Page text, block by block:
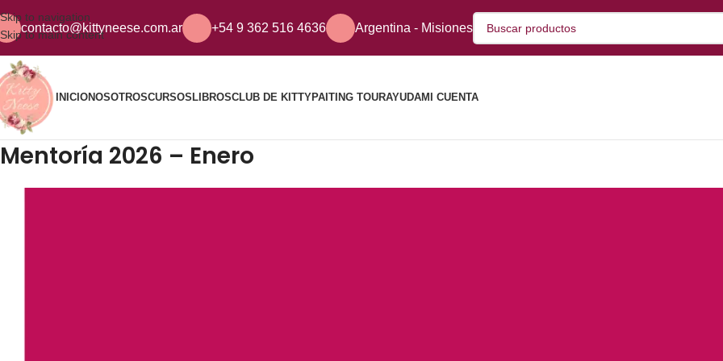
Skip to navigation
Skip to main content
contacto@kittyneese.com.ar +54 9 362 516 4636 Argentina - Misiones
INICIONOSOTROSCURSOS LIBROSCLUB DE KITTYPAITING TOURAYUDAMI CUENTA
Mentorí­a 2026 – Enero